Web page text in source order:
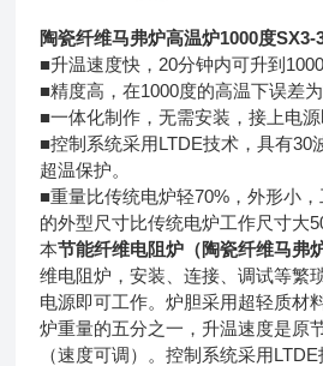
陶瓷纤维马弗炉高温炉1000度SX3-
■升温速度快，20分钟内可升到
■精度高，在1000度的高温下误差为
■一体化制作，无需安装，接上电
■控制系统采用LTDE技术，具有30
超温保护。
■重量比传统电炉轻70%，外形小
的外型尺寸比传统电炉工作尺寸大
本节能纤维电阻炉（陶瓷纤维马弗炉
维电阻炉，安装、连接、调试等繁
电源即可工作。炉胆采用超轻质材
炉重量的五分之一，升温速度是原
（速度可调）。控制系统采用